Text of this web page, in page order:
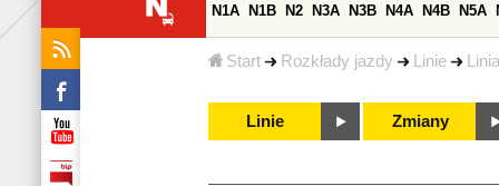
Start Rozkłady jazdy Linie
N1A N1B N2 N3A N3B N4A N4B N5A
Linie Zmiany